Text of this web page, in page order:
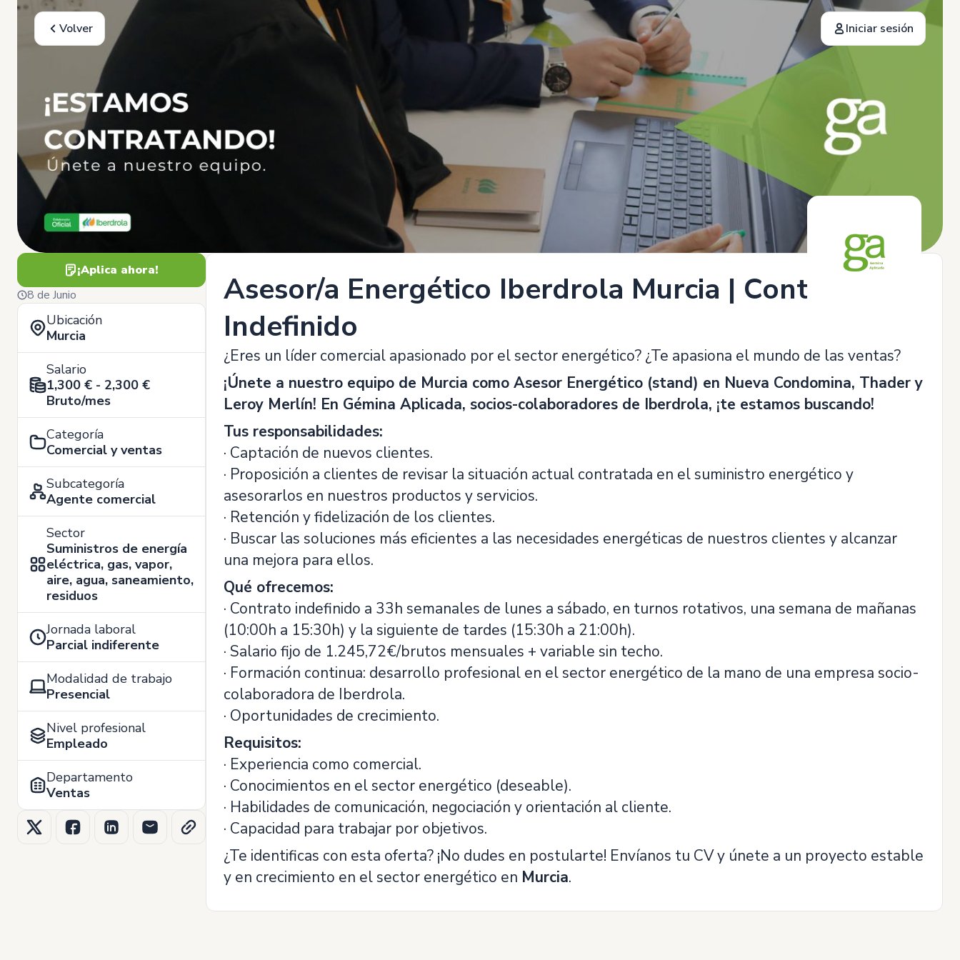
Volver Iniciar sesión
¡Aplica ahora!
8 de Junio
Ubicación
Murcia
Salario
1,300 € - 2,300 €
Bruto/mes
Categoría
Comercial y ventas
Subcategoría
Agente comercial
Sector
Suministros de energía
eléctrica, gas, vapor,
aire, agua, saneamiento,
residuos
Jornada laboral
Parcial indiferente
Modalidad de trabajo
Presencial
Nivel profesional
Empleado
Departamento
Ventas
Asesor/a Energético Iberdrola Murcia | Contrato
Indefinido
¿Eres un líder comercial apasionado por el sector energético? ¿Te apasiona el mundo de las ventas?
¡Únete a nuestro equipo de Murcia como Asesor Energético (stand) en Nueva Condomina, Thader y
Leroy Merlín! En Gémina Aplicada, socios-colaboradores de Iberdrola, ¡te estamos buscando!
Tus responsabilidades:
· Captación de nuevos clientes.
· Proposición a clientes de revisar la situación actual contratada en el suministro energético y
asesorarlos en nuestros productos y servicios.
· Retención y fidelización de los clientes.
· Buscar las soluciones más eficientes a las necesidades energéticas de nuestros clientes y alcanzar
una mejora para ellos.
Qué ofrecemos:
· Contrato indefinido a 33h semanales de lunes a sábado, en turnos rotativos, una semana de mañanas
(10:00h a 15:30h) y la siguiente de tardes (15:30h a 21:00h).
· Salario fijo de 1.245,72€/brutos mensuales + variable sin techo.
· Formación continua: desarrollo profesional en el sector energético de la mano de una empresa socio-
colaboradora de Iberdrola.
· Oportunidades de crecimiento.
Requisitos:
· Experiencia como comercial.
· Conocimientos en el sector energético (deseable).
· Habilidades de comunicación, negociación y orientación al cliente.
· Capacidad para trabajar por objetivos.
¿Te identificas con esta oferta? ¡No dudes en postularte! Envíanos tu CV y únete a un proyecto estable
y en crecimiento en el sector energético en Murcia.